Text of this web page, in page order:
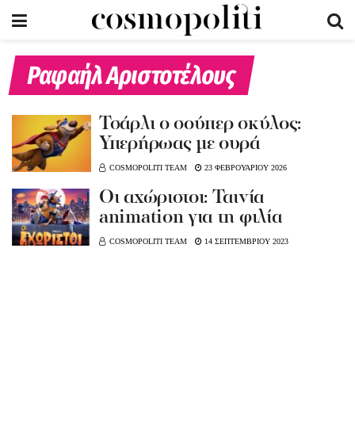
Ραφαήλ Αριστοτέλους
Τσάρλι ο σούπερ σκύλος:
Υπερήρωας με ουρά
COSMOPOLITI TEAM 23 ΦΕΒΡΟΥΑΡΙΟΥ 2026
Oι αχώριστοι: Ταινία
animation για τη φιλία
COSMOPOLITI TEAM 14 ΣΕΠΤΕΜΒΡΙΟΥ 2023